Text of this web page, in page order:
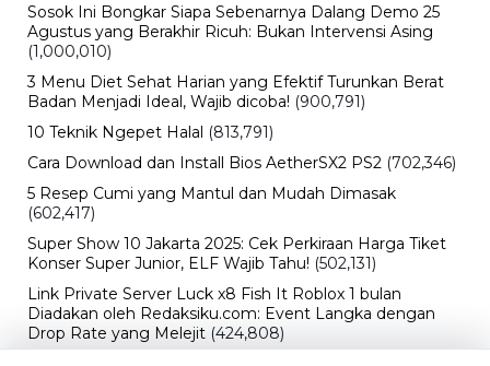
Sosok Ini Bongkar Siapa Sebenarnya Dalang Demo 25
Agustus yang Berakhir Ricuh: Bukan Intervensi Asing
(1,000,010)
3 Menu Diet Sehat Harian yang Efektif Turunkan Berat
Badan Menjadi Ideal, Wajib dicoba! (900,791)
10 Teknik Ngepet Halal (813,791)
Cara Download dan Install Bios AetherSX2 PS2 (702,346)
5 Resep Cumi yang Mantul dan Mudah Dimasak
(602,417)
Super Show 10 Jakarta 2025: Cek Perkiraan Harga Tiket
Konser Super Junior, ELF Wajib Tahu! (502,131)
Link Private Server Luck x8 Fish It Roblox 1 bulan
Diadakan oleh Redaksiku.com: Event Langka dengan
Drop Rate yang Melejit (424,808)